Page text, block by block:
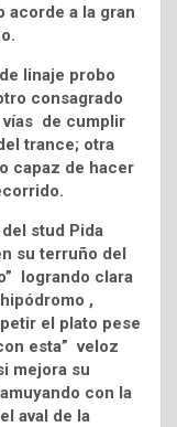
acorde a la gran
linaje probo
consagrado
vías de cumplir
trance; otra
capaz de hacer
stud Pida
su terruño del
logrando clara
,
el plato pese
esta” veloz
mejora su
con la
aval de la